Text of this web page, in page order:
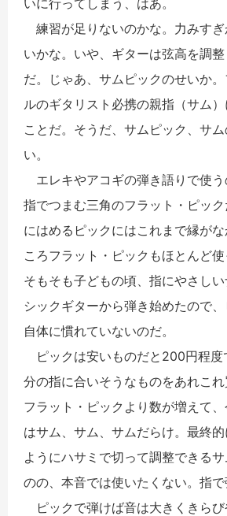
いに行ってしまう、はあ。
練習が足りないのかな。力みす
いかな。いや、ギターは弦高を調
だ。じゃあ、サムピックのせいか
ルのギタリスト必携の親指（サム
ことだ。そうだ、サムピック、サ
い。
エレキやアコギの弾き語りで使
指でつまむ三角のフラット・ピッ
にはめるピックにはこれまで縁が
ころフラット・ピックもほとんど使
そもそも子どもの頃、指にやさし
シックギターから弾き始めたので
自体に慣れていないのだ。
ピックは安いものだと200円程度
分の指に合いそうなものをあれこ
フラット・ピックより数が増えて
はサム、サム、サムだらけ。最終
ようにハサミで切って調整できる
のの、本音では使いたくない。指で
ピックで弾けば音は大きくきら